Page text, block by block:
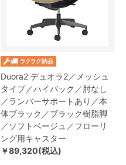
Duora2 デュオラ2／メッシュ
タイプ／ハイバック／肘なし
／ランバーサポートあり／本
体ブラック／ブラック樹脂脚
／ソフトベージュ／フローリ
ング用キャスター
￥89,320(税込)